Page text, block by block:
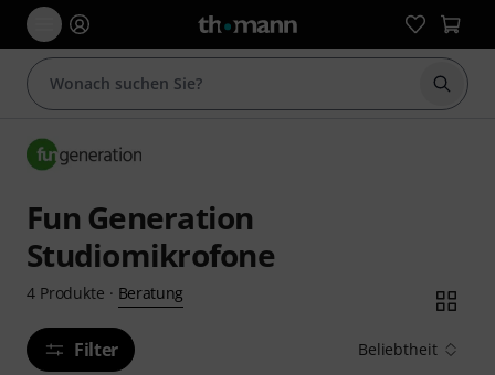
Suche
Fun Generation
Studiomikrofone
4 Produkte · Beratung
Filter Beliebtheit